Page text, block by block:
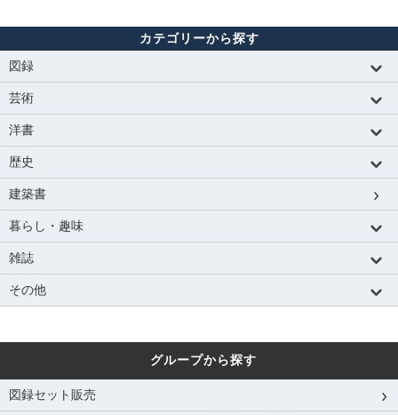
カテゴリーから探す
図録
芸術
洋書
歴史
建築書
暮らし・趣味
雑誌
その他
グループから探す
図録セット販売